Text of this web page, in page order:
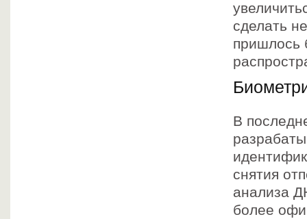
сделать
пришлось
В
снятия
анализа
более